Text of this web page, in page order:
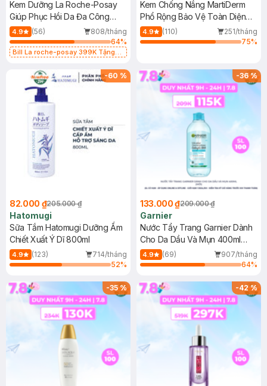
Kem Dưỡng La Roche-Posay
Giúp Phục Hồi Da Đa Công
Dụng 40ml
4.9 (56)
808/tháng
64%
Bill La roche-posay 399K Tặng
(SL có hạn)
Kem Chống Nắng MartiDerm
Phổ Rộng Bảo Vệ Toàn Diện
40ml
4.9 (110)
251/tháng
75%
-60 %
82.000 ₫205.000 ₫
Hatomugi
Sữa Tắm Hatomugi Dưỡng Ẩm
Chiết Xuất Ý Dĩ 800ml
4.9 (123)
714/tháng
52%
-36%
133.000 ₫209.000 ₫
Garnier
Nước Tẩy Trang Garnier Dành
Cho Da Dầu Và Mụn 400ml
(Mới)
4.9 (69)
907/tháng
64%
-35% -42%